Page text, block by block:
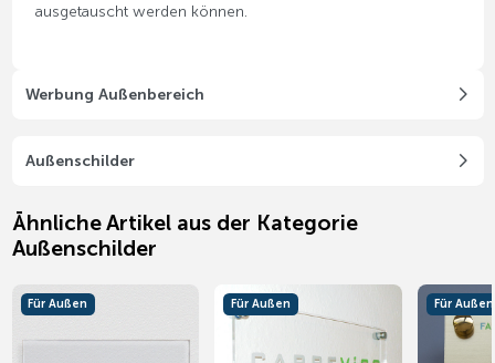
ausgetauscht werden können.
Werbung Außenbereich
Außenschilder
Ähnliche Artikel aus der Kategorie
Außenschilder
Für Außen Für Außen Für Außen